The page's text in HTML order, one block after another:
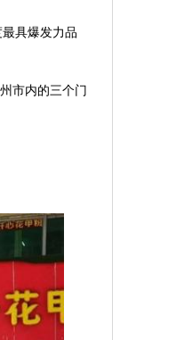
具爆发力品
市内的三个门